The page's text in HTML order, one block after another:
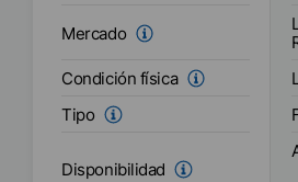
Mercado
Condición física
Tipo
Disponibilidad